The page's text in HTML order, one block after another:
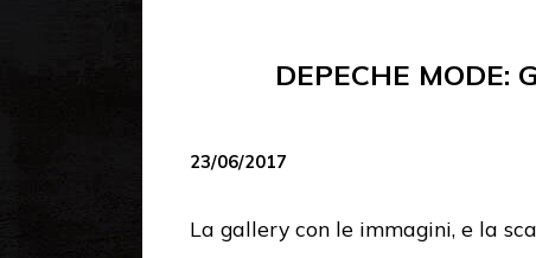
DEPECHE MODE:
23/06/2017
La gallery con le immagini, e la